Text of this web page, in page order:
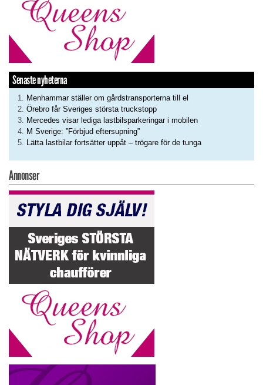
Senaste nyheterna
Menhammar ställer om gårdstransporterna till el
Örebro får Sveriges största truckstopp
Mercedes visar lediga lastbilsparkeringar i mobilen
M Sverige: ”Förbjud eftersupning”
Lätta lastbilar fortsätter uppåt – trögare för de tunga
Annonser